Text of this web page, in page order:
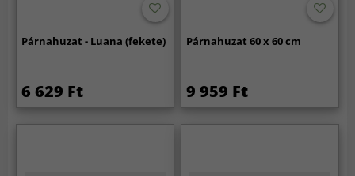
Párnahuzat - Luana (fekete)
6 629 Ft
Párnahuzat 60 x 60 cm
9 959 Ft